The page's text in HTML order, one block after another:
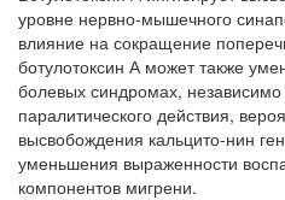
уровне нервно-мышечного
влияние на сокращение
ботулотоксин А может также
болевых синдромах,
паралитического действия,
высвобождения кальцито-нин
уменьшения выраженности
компонентов мигрени.